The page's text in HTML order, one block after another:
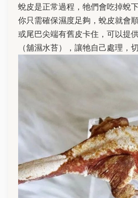
蛻皮是正常過程，牠們會吃掉蛻
你只需確保濕度足夠，蛻皮就會
或尾巴尖端有舊皮卡住，可以提
（舖濕水苔），讓牠自己處理，